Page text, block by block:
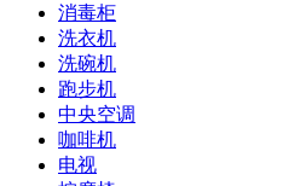
消毒柜
洗衣机
洗碗机
跑步机
中央空调
咖啡机
电视